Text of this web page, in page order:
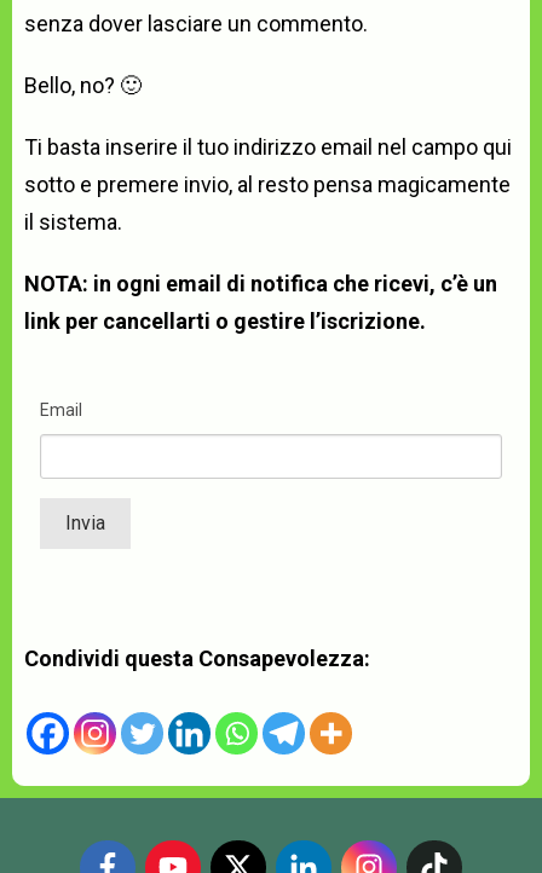
senza dover lasciare un commento.
Bello, no? 🙂
Ti basta inserire il tuo indirizzo email nel campo qui
sotto e premere invio, al resto pensa magicamente
il sistema.
NOTA: in ogni email di notifica che ricevi, c’è un
link per cancellarti o gestire l’iscrizione.
Email
Condividi questa Consapevolezza: